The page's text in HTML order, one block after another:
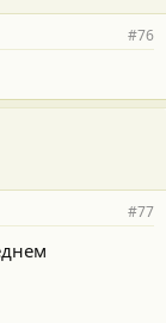
#76
#77